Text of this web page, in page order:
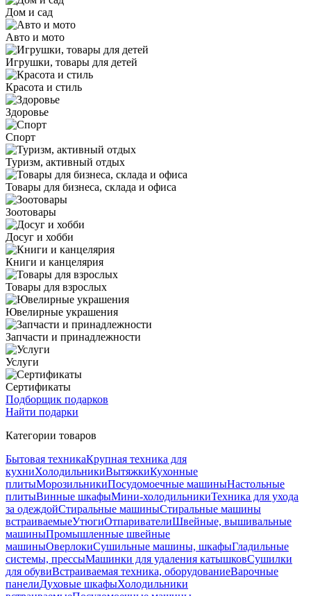
Дом и сад
Авто и мото
Игрушки, товары для детей
Красота и стиль
Здоровье
Спорт
Туризм, активный отдых
Товары для бизнеса, склада и офиса
Зоотовары
Досуг и хобби
Книги и канцелярия
Товары для взрослых
Ювелирные украшения
Запчасти и принадлежности
Услуги
Сертификаты
Подборщик подарков
Найти подарки
Категории товаров
Бытовая техникаКрупная техника для
кухниХолодильникиВытяжкиКухонные
плитыМорозильникиПосудомоечные машиныНастольные
плитыВинные шкафыМини-холодильникиТехника для ухода
за одеждойСтиральные машиныСтиральные машины
встраиваемыеУтюгиОтпаривателиШвейные, вышивальные
машиныПромышленные швейные
машиныОверлокиСушильные машины, шкафыГладильные
системы, прессыМашинки для удаления катышковСушилки
для обувиВстраиваемая техника, оборудованиеВарочные
панелиДуховые шкафыХолодильники